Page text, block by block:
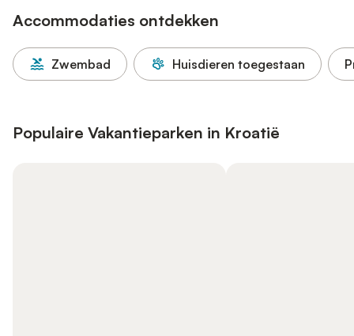
Accommodaties ontdekken
Zwembad Huisdieren toegestaan
Populaire Vakantieparken in Kroatië